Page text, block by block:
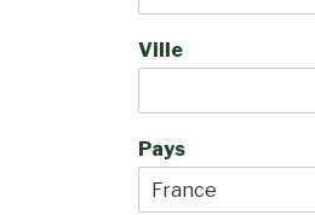
Ville
Pays